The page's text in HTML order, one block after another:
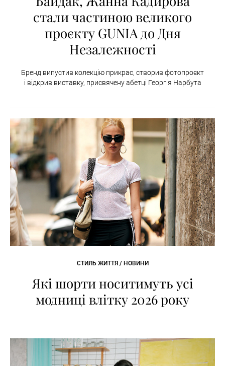
стали частиною великого
проєкту GUNIA до Дня
Незалежності
Бренд випустив колекцію прикрас, створив фотопроєкт
і відкрив виставку, присвячену абетці Георгія Нарбута
СТИЛЬ ЖИТТЯ / НОВИНИ
Які шорти носитимуть усі
модниці влітку 2026 року